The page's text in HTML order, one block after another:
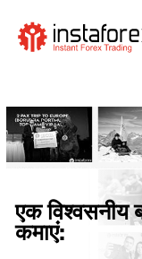
एक विश्वसनीय
कमाएं: